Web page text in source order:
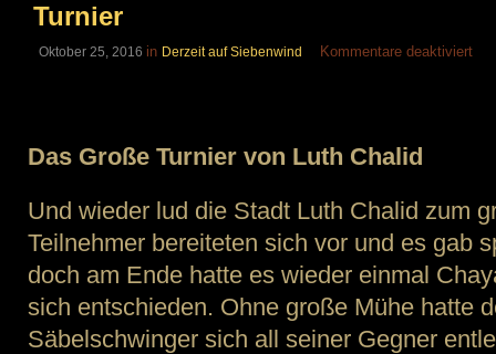
Turnier
Oktober 25, 2016 in Derzeit auf Siebenwind Kommentare deaktiviertfür
und
ein
Das Große Turnier von Luth Chalid
Und wieder lud die Stadt Luth Chalid zum
Teilnehmer bereiteten sich vor und es gab
doch am Ende hatte es wieder einmal
sich entschieden. Ohne große Mühe hatte
Säbelschwinger sich all seiner Gegner